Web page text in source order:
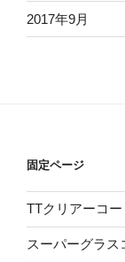
2017年9月
固定ページ
TTクリアーコー
スーパーグラス